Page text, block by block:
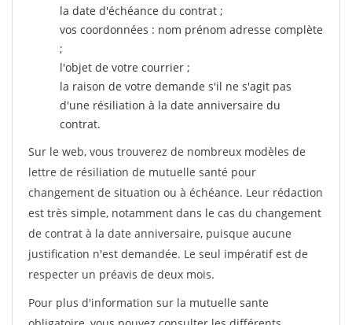
la date d'échéance du contrat ;
vos coordonnées : nom prénom adresse complète
;
l'objet de votre courrier ;
la raison de votre demande s'il ne s'agit pas
d'une résiliation à la date anniversaire du
contrat.
Sur le web, vous trouverez de nombreux modèles de
lettre de résiliation de mutuelle santé pour
changement de situation ou à échéance. Leur rédaction
est très simple, notamment dans le cas du changement
de contrat à la date anniversaire, puisque aucune
justification n'est demandée. Le seul impératif est de
respecter un préavis de deux mois.
Pour plus d'information sur la mutuelle sante